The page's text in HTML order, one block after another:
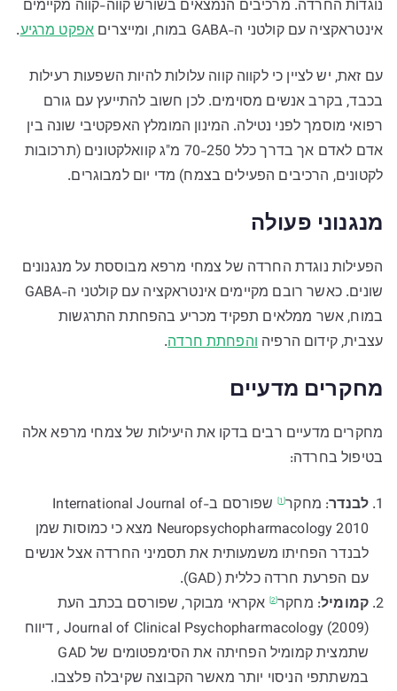
נוגדות החרדה. מרכיבים הנמצאים בשורש קווה-קווה מקיימים
אינטראקציה עם קולטני ה-GABA במוח, ומייצרים
אפקט מרגיע.
עם זאת, יש לציין כי לקווה קווה עלולות להיות השפעות רעילות
בכבד, בקרב אנשים מסוימים. לכן חשוב להתייעץ עם גורם
רפואי מוסמך לפני נטילה. המינון המומלץ האפקטיבי שונה בין
אדם לאדם אך בדרך כלל 70-250 מ"ג קוואלקטונים (תרכובות
לקטונים, הרכיבים הפעילים בצמח) מדי יום למבוגרים.
מנגנוני פעולה
הפעילות נוגדת החרדה של צמחי מרפא מבוססת על מנגנונים
שונים. כאשר רובם מקיימים אינטראקציה עם קולטני ה-GABA
במוח, אשר ממלאים תפקיד מכריע בהפחתת התרגשות
עצבית, קידום הרפיהוהפחתת חרדה.
מחקרים מדעיים
מחקרים מדעיים רבים בדקו את היעילות של צמחי מרפא אלה
בטיפול בחרדה:
לבנדר: מחקר[1]
שפורסם ב-International Journal of
Neuropsychopharmacology 2010 מצא כי כמוסות שמן
לבנדר הפחיתו משמעותית את תסמיני החרדה אצל אנשים
עם הפרעת חרדה כללית (GAD).
קמומיל: מחקר[2]
אקראי מבוקר, שפורסם בכתב העת
Journal of Clinical Psychopharmacology (2009) , דיווח
שתמצית קמומיל הפחיתה את הסימפטומים של GAD
במשתתפי הניסוי יותר מאשר הקבוצה שקיבלה פלצבו.